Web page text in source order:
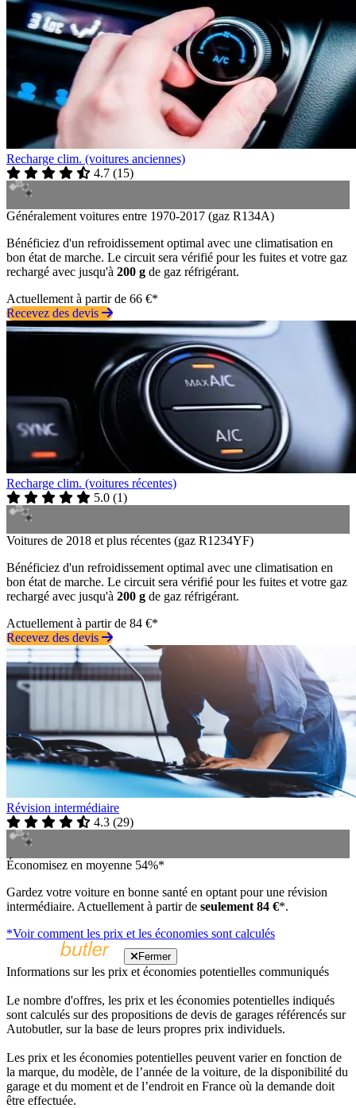
Recharge clim. (voitures anciennes)
4.7 (15)
Généralement voitures entre 1970-2017 (gaz R134A)
Bénéficiez d'un refroidissement optimal avec une climatisation en
bon état de marche. Le circuit sera vérifié pour les fuites et votre gaz
rechargé avec jusqu'à 200 g de gaz réfrigérant.
Actuellement à partir de 66 €*
Recevez des devis
Recharge clim. (voitures récentes)
5.0 (1)
Voitures de 2018 et plus récentes (gaz R1234YF)
Bénéficiez d'un refroidissement optimal avec une climatisation en
bon état de marche. Le circuit sera vérifié pour les fuites et votre gaz
rechargé avec jusqu'à 200 g de gaz réfrigérant.
Actuellement à partir de 84 €*
Recevez des devis
Révision intermédiaire
4.3 (29)
Économisez en moyenne 54%*
Gardez votre voiture en bonne santé en optant pour une révision
intermédiaire. Actuellement à partir de seulement 84 €*.
*Voir comment les prix et les économies sont calculés
Fermer
Informations sur les prix et économies potentielles communiqués
Le nombre d'offres, les prix et les économies potentielles indiqués
sont calculés sur des propositions de devis de garages référencés sur
Autobutler, sur la base de leurs propres prix individuels.
Les prix et les économies potentielles peuvent varier en fonction de
la marque, du modèle, de l’année de la voiture, de la disponibilité du
garage et du moment et de l’endroit en France où la demande doit
être effectuée.